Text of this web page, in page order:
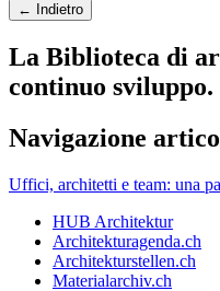
← Indietro
La Biblioteca di
continuo
Navigazione
Uffici, architetti e team: una
HUB Architektur
Architekturagenda.ch
Architekturstellen.ch
Materialarchiv.ch